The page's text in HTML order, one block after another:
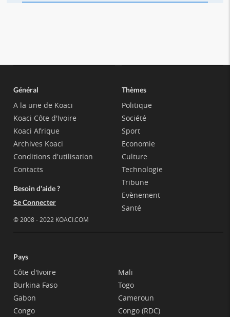
Général
A la une de Koaci
Koaci Côte d'Ivoire
Koaci Afrique
Archives Koaci
Conditions d'utilisation
Contacts
Besoin d'aide ?
Se Connecter
© 2008 - 2022 KOACI.COM
Thèmes
Politique
Société
Sport
Economie
Culture
Technologie
Tribune
Evènement
Santé
Pays
Côte d'Ivoire
Burkina Faso
Gabon
Congo
Mali
Togo
Cameroun
Congo (RDC)